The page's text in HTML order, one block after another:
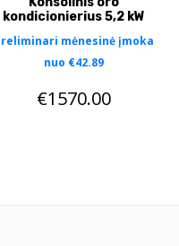
kondicionierius 5,2 kW
mėnesinė įmoka
nuo €42.89
€1570.00